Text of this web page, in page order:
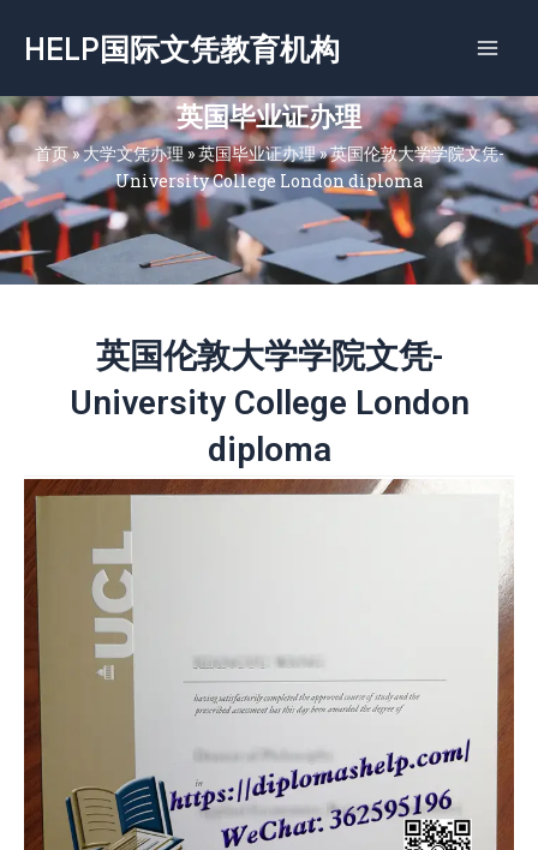
容
HELP国际文凭教育机构
英国毕业证办理
首页»大学文凭办理»英国毕业证办理»英国伦敦大学学院文凭-
University College London diploma
英国伦敦大学学院文凭-
University College London
diploma